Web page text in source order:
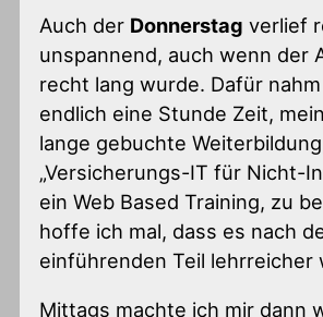
Auch der Donnerstag verlief
unspannend, auch wenn der
recht lang wurde. Dafür
endlich eine Stunde Zeit,
lange gebuchte
„Versicherungs-IT für Nicht-
ein Web Based Training, zu
hoffe ich mal, dass es nach
einführenden Teil lehrreicher
Mittags machte ich mir dann